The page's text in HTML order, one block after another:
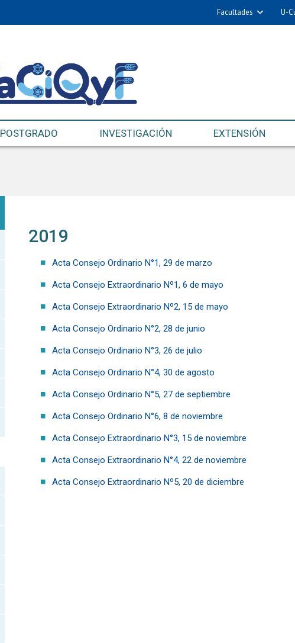
Facultades U-
POSTGRADO INVESTIGACIÓN EXTENSIÓN
2019
Acta Consejo Ordinario N°1, 29 de marzo
Acta Consejo Extraordinario Nº1, 6 de mayo
Acta Consejo Extraordinario Nº2, 15 de mayo
Acta Consejo Ordinario N°2, 28 de junio
Acta Consejo Ordinario N°3, 26 de julio
Acta Consejo Ordinario N°4, 30 de agosto
Acta Consejo Ordinario N°5, 27 de septiembre
Acta Consejo Ordinario N°6, 8 de noviembre
Acta Consejo Extraordinario N°3, 15 de noviembre
Acta Consejo Extraordinario N°4, 22 de noviembre
Acta Consejo Extraordinario Nº5, 20 de diciembre